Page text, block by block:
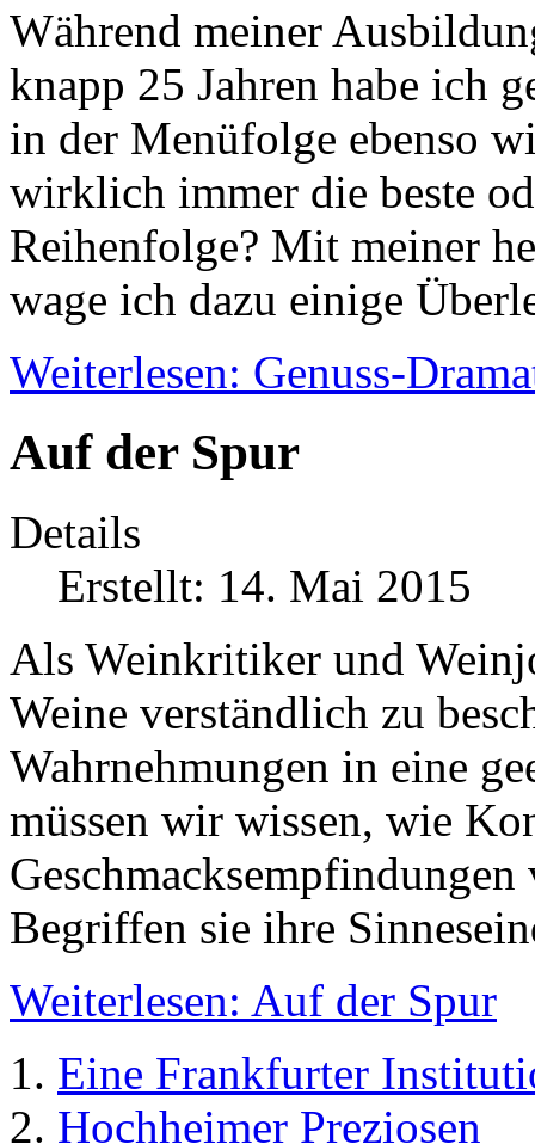
Während meiner
knapp 25 Jahren habe ich
in der Menüfolge ebenso
wirklich immer die beste
Reihenfolge? Mit meiner
wage ich dazu einige
Weiterlesen: Genuss-
Auf der Spur
Details
Erstellt: 14. Mai 2015
Als Weinkritiker und
Weine verständlich zu
Wahrnehmungen in eine
müssen wir wissen, wie
Begriffen sie ihre
Weiterlesen: Auf der Spur
Eine Frankfurter
Hochheimer Preziosen